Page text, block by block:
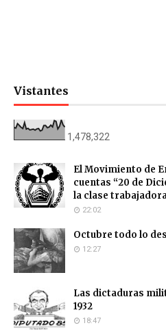
Vistantes
1,478,322
El Movimiento de
cuentas “20 de
la clase
22:02
Octubre todo lo
12:27
Las dictaduras
1932
18:47